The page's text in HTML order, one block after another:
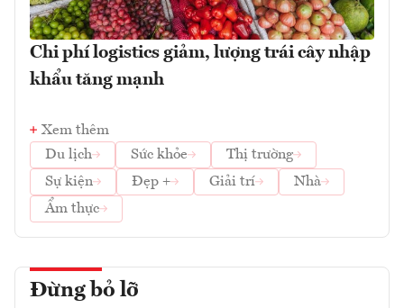
Chi phí logistics giảm, lượng trái cây nhập
khẩu tăng mạnh
Xem thêm
Du lịch
Sức khỏe
Thị trường
Sự kiện
Đẹp + Giải trí
Nhà
Ẩm thực
Đừng bỏ lỡ